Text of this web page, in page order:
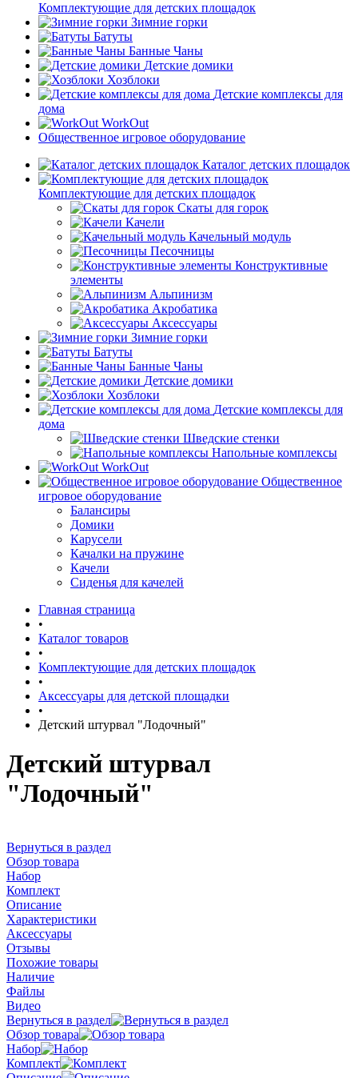
Комплектующие для детских площадок
Зимние горки
Батуты
Банные Чаны
Детские домики
Хозблоки
Детские комплексы для
дома
WorkOut
Общественное игровое оборудование
Каталог детских площадок
Комплектующие для детских площадок
Скаты для горок
Качели
Качельный модуль
Песочницы
Конструктивные
элементы
Альпинизм
Акробатика
Аксессуары
Зимние горки
Батуты
Банные Чаны
Детские домики
Хозблоки
Детские комплексы для
дома
Шведские стенки
Напольные комплексы
WorkOut
Общественное
игровое оборудование
Балансиры
Домики
Карусели
Качалки на пружине
Качели
Сиденья для качелей
Главная страница
•
Каталог товаров
•
Комплектующие для детских площадок
•
Аксессуары для детской площадки
•
Детский штурвал "Лодочный"
Детский штурвал
"Лодочный"
Вернуться в раздел
Обзор товара
Набор
Комплект
Описание
Характеристики
Аксессуары
Отзывы
Похожие товары
Наличие
Файлы
Видео
Вернуться в раздел
Обзор товара
Набор
Комплект